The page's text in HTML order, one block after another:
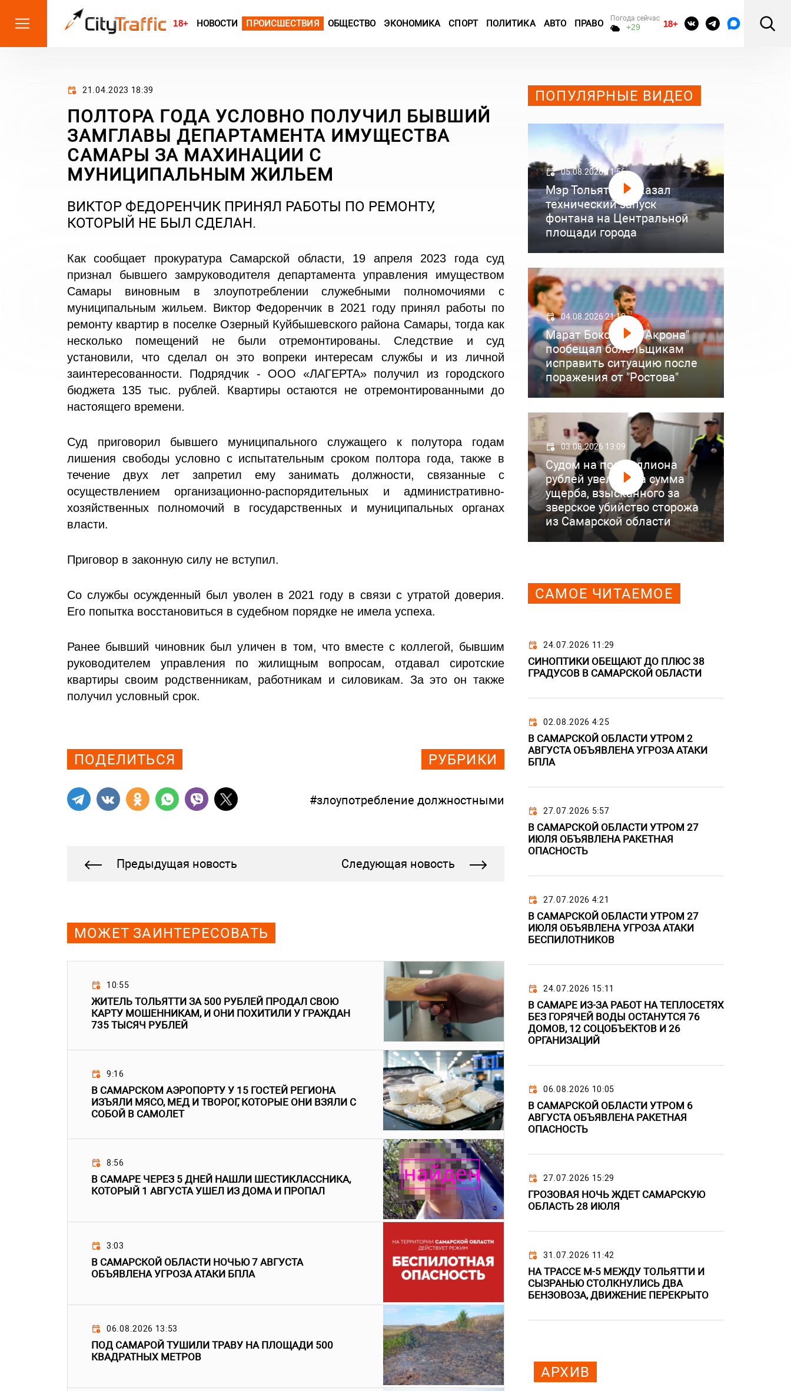
18+ НОВОСТИ ПРОИСШЕСТВИЯ ОБЩЕСТВО ЭКОНОМИКА СПОРТ ПОЛИТИКА АВТО ПРАВО Погода сейчас
+29 18+
21.04.2023 18:39
ПОЛТОРА ГОДА УСЛОВНО ПОЛУЧИЛ БЫВШИЙ
ЗАМГЛАВЫ ДЕПАР­ТА­МЕНТА ИМУЩЕСТВА
САМАРЫ ЗА МАХИНАЦИИ С
МУНИЦИПАЛЬНЫМ ЖИЛЬЕМ
ВИКТОР ФЕДОРЕНЧИК ПРИНЯЛ РАБОТЫ ПО РЕМОНТУ,
КОТОРЫЙ НЕ БЫЛ СДЕЛАН.
Как сообщает прокуратура Самарской области, 19 апреля 2023 года суд
признал бывшего замруководителя департамента управления имуществом
Самары виновным в злоупотреблении служебными полномочиями с
муниципальным жильем. Виктор Федоренчик в 2021 году принял работы по
ремонту квартир в поселке Озерный Куйбышевского района Самары, тогда как
несколько помещений не были отремонтированы. Следствие и суд
установили, что сделал он это вопреки интересам службы и из личной
заинтересованности. Подрядчик - ООО «ЛАГЕРТА» получил из городского
бюджета 135 тыс. рублей. Квартиры остаются не отремонтированными до
настоящего времени.
Суд приговорил бывшего муниципального служащего к полутора годам
лишения свободы условно с испытательным сроком полтора года, также в
течение двух лет запретил ему занимать должности, связанные с
осуществлением организационно-распорядительных и административно-
хозяйственных полномочий в государственных и муниципальных органах
власти.
Приговор в законную силу не вступил.
Со службы осужденный был уволен в 2021 году в связи с утратой доверия.
Его попытка восстановиться в судебном порядке не имела успеха.
Ранее бывший чиновник был уличен в том, что вместе с коллегой, бывшим
руководителем управления по жилищным вопросам, отдавал сиротские
квартиры своим родственникам, работникам и силовикам. За это он также
получил условный срок.
ПОДЕЛИТЬСЯ РУБРИКИ
#злоупотребление должностными
Предыдущая новость Следующая новость
МОЖЕТ ЗАИНТЕРЕСОВАТЬ
10:55
ЖИТЕЛЬ ТОЛЬЯТТИ ЗА 500 РУБЛЕЙ ПРОДАЛ СВОЮ
КАРТУ МОШЕННИКАМ, И ОНИ ПОХИТИЛИ У ГРАЖДАН
735 ТЫСЯЧ РУБЛЕЙ
9:16
В САМАРСКОМ АЭРОПОРТУ У 15 ГОСТЕЙ РЕГИОНА
ИЗЪЯЛИ МЯСО, МЕД И ТВОРОГ, КОТОРЫЕ ОНИ ВЗЯЛИ С
СОБОЙ В САМОЛЕТ
8:56
В САМАРЕ ЧЕРЕЗ 5 ДНЕЙ НАШЛИ ШЕСТИКЛАССНИКА,
КОТОРЫЙ 1 АВГУСТА УШЕЛ ИЗ ДОМА И ПРОПАЛ
3:03
В САМАРСКОЙ ОБЛАСТИ НОЧЬЮ 7 АВГУСТА
ОБЪЯВЛЕНА УГРОЗА АТАКИ БПЛА
06.08.2026 13:53
ПОД САМАРОЙ ТУШИЛИ ТРАВУ НА ПЛОЩАДИ 500
КВАДРАТНЫХ МЕТРОВ
ПОПУЛЯРНЫЕ ВИДЕО
05.08.2026 11:56
Мэр Тольятти показал
технический запуск
фонтана на Центральной
площади города
04.08.2026 21:18
Марат Бокоев из "Акрона"
пообещал болельщикам
исправить ситуацию после
поражения от "Ростова"
03.08.2026 13:09
Судом на полмиллиона
рублей увеличена сумма
ущерба, взысканного за
зверское убийство сторожа
из Самарской области
САМОЕ ЧИТАЕМОЕ
24.07.2026 11:29
СИНОПТИКИ ОБЕЩАЮТ ДО ПЛЮС 38
ГРАДУСОВ В САМАРСКОЙ ОБЛАСТИ
02.08.2026 4:25
В САМАРСКОЙ ОБЛАСТИ УТРОМ 2
АВГУСТА ОБЪЯВЛЕНА УГРОЗА АТАКИ
БПЛА
27.07.2026 5:57
В САМАРСКОЙ ОБЛАСТИ УТРОМ 27
ИЮЛЯ ОБЪЯВЛЕНА РАКЕТНАЯ
ОПАСНОСТЬ
27.07.2026 4:21
В САМАРСКОЙ ОБЛАСТИ УТРОМ 27
ИЮЛЯ ОБЪЯВЛЕНА УГРОЗА АТАКИ
БЕСПИЛОТНИКОВ
24.07.2026 15:11
В САМАРЕ ИЗ-ЗА РАБОТ НА ТЕПЛОСЕТЯХ
БЕЗ ГОРЯЧЕЙ ВОДЫ ОСТАНУТСЯ 76
ДОМОВ, 12 СОЦОБЪЕКТОВ И 26
ОРГАНИЗАЦИЙ
06.08.2026 10:05
В САМАРСКОЙ ОБЛАСТИ УТРОМ 6
АВГУСТА ОБЪЯВЛЕНА РАКЕТНАЯ
ОПАСНОСТЬ
27.07.2026 15:29
ГРОЗОВАЯ НОЧЬ ЖДЕТ САМАРСКУЮ
ОБЛАСТЬ 28 ИЮЛЯ
31.07.2026 11:42
НА ТРАССЕ М-5 МЕЖДУ ТОЛЬЯТТИ И
СЫЗРАНЬЮ СТОЛКНУЛИСЬ ДВА
БЕНЗОВОЗА, ДВИЖЕНИЕ ПЕРЕКРЫТО
АРХИВ